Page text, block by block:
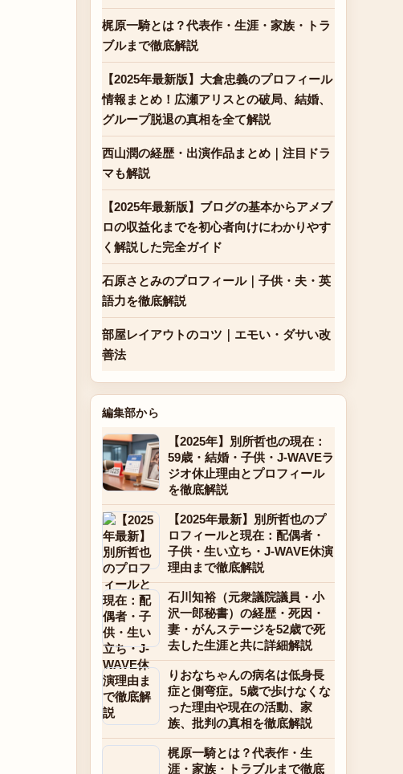
梶原一騎とは？代表作・生涯・家族・トラ
ブルまで徹底解説
【2025年最新版】大倉忠義のプロフィール
情報まとめ！広瀬アリスとの破局、結婚、
グループ脱退の真相を全て解説
西山潤の経歴・出演作品まとめ｜注目ドラ
マも解説
【2025年最新版】ブログの基本からアメブ
ロの収益化までを初心者向けにわかりやす
く解説した完全ガイド
石原さとみのプロフィール｜子供・夫・英
語力を徹底解説
部屋レイアウトのコツ｜エモい・ダサい改
善法
編集部から
【2025年】別所哲也の現在：
59歳・結婚・子供・J-WAVEラ
ジオ休止理由とプロフィール
を徹底解説
【2025年最新】別所哲也のプ
ロフィールと現在：配偶者・
子供・生い立ち・J-WAVE休演
理由まで徹底解説
石川知裕（元衆議院議員・小
沢一郎秘書）の経歴・死因・
妻・がんステージを52歳で死
去した生涯と共に詳細解説
りおなちゃんの病名は低身長
症と側弯症。5歳で歩けなくな
った理由や現在の活動、家
族、批判の真相を徹底解説
梶原一騎とは？代表作・生
涯・家族・トラブルまで徹底